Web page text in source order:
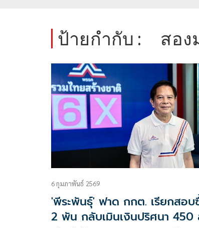
ป้ายกำกับ : สอง
6 กุมภาพันธ์ 2569
'พีระพันธุ์' ฟาด กกต. เรียกสอบ
2 พัน กลับเมินเงินปริศนา 450